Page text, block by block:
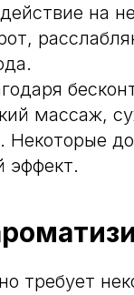
на
массаж,
Некоторые
эффект.
требует